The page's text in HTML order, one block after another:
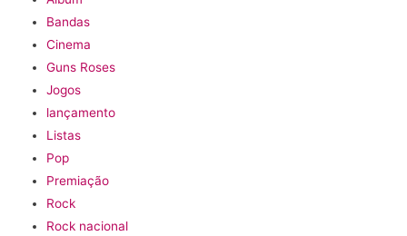
Bandas
Cinema
Guns Roses
Jogos
lançamento
Listas
Pop
Premiação
Rock
Rock nacional